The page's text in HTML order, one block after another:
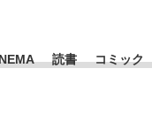
読書 コミック